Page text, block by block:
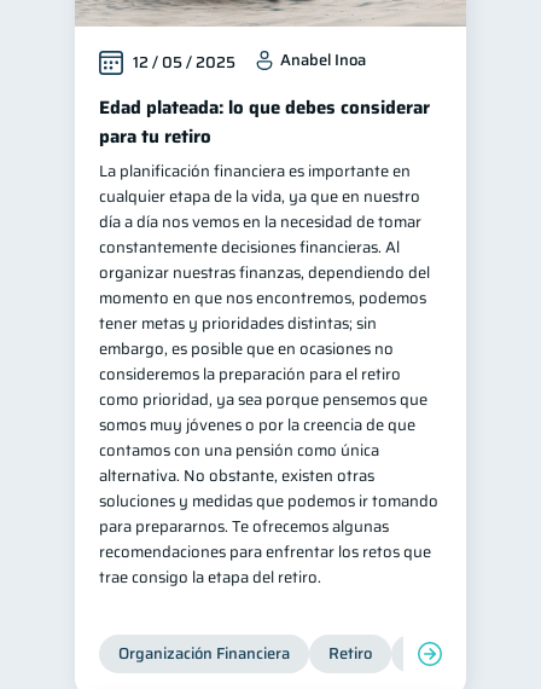
12 / 05 / 2025 Anabel Inoa
Edad plateada: lo que debes considerar
para tu retiro
La planificación financiera es importante en
cualquier etapa de la vida, ya que en nuestro
día a día nos vemos en la necesidad de tomar
constantemente decisiones financieras. Al
organizar nuestras finanzas, dependiendo del
momento en que nos encontremos, podemos
tener metas y prioridades distintas; sin
embargo, es posible que en ocasiones no
consideremos la preparación para el retiro
como prioridad, ya sea porque pensemos que
somos muy jóvenes o por la creencia de que
contamos con una pensión como única
alternativa. No obstante, existen otras
soluciones y medidas que podemos ir tomando
para prepararnos. Te ofrecemos algunas
recomendaciones para enfrentar los retos que
trae consigo la etapa del retiro.
Organización Financiera Retiro Cuenta